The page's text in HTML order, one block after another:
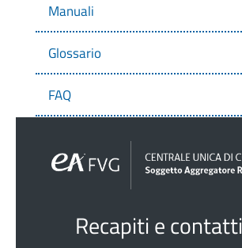
Manuali
Glossario
FAQ
Recapiti e contatti